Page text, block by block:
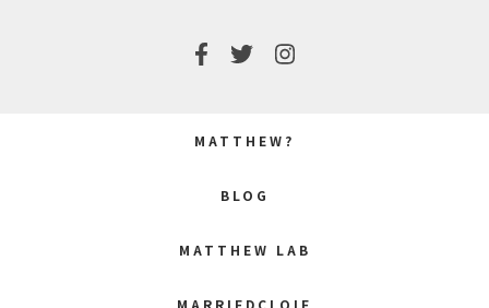
MATTHEW?
BLOG
MATTHEW LAB
MARRIEDCLOIE